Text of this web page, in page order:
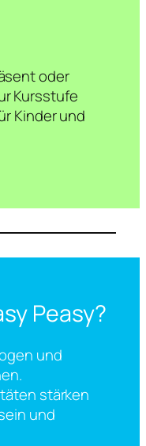
oder
Kursstufe
Kinder und
Peasy?
und
stärken
und